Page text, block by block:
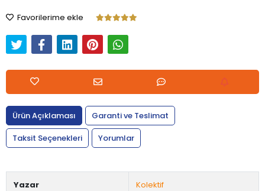
Favorilerime ekle
Ürün Açıklaması
Garanti ve Teslimat
Taksit Seçenekleri
Yorumlar
Yazar Kolektif